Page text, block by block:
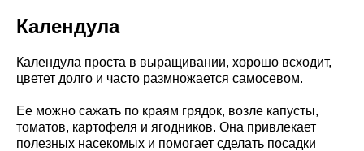
Календула
Календула проста в выращивании, хорошо всходит,
цветет долго и часто размножается самосевом.
Ее можно сажать по краям грядок, возле капусты,
томатов, картофеля и ягодников. Она привлекает
полезных насекомых и помогает сделать посадки